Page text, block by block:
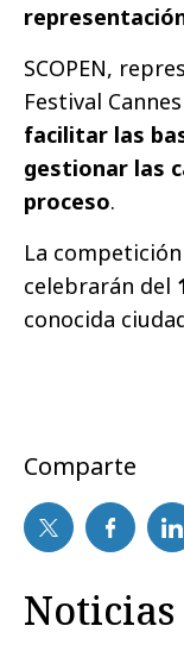
SCOPEN,
Festival
facilitar las
gestionar las
proceso.
La
celebrarán del
conocida
Comparte
Noticias